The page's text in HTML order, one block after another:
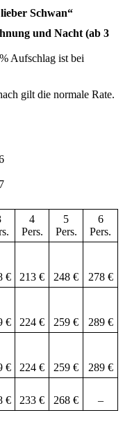
Schwan“
und Nacht (ab 3
Aufschlag ist bei
gilt die normale Rate.
4
Pers.
5
Pers.
6
Pers.
€ 213 € 248 €
278 €
€ 224 € 259 €
289 €
€ 224 € 259 €
289 €
€ 233 € 268 € –